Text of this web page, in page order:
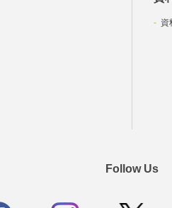
資
Follow Us